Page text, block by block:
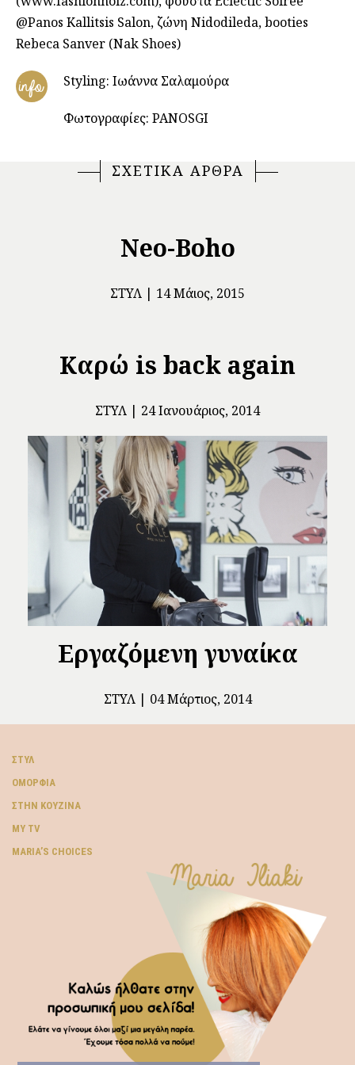
@Panos Kallitsis Salon, ζώνη Nidodileda, booties
Rebeca Sanver (Nak Shoes)
info Styling: Ιωάννα Σαλαμούρα
Φωτογραφίες: PANOSGI
ΣΧΕΤΙΚΑ ΑΡΘΡΑ
Νeo-Boho
ΣΤΥΛ 14 Μάιος, 2015
Καρώ is back again
ΣΤΥΛ 24 Ιανουάριος, 2014
Εργαζόμενη γυναίκα
ΣΤΥΛ 04 Μάρτιος, 2014
ΣΤΥΛ
ΟΜΟΡΦΙΆ
ΣΤΗΝ ΚΟΥΖΊΝΑ
MY TV
ΜARIA’S CHOICES